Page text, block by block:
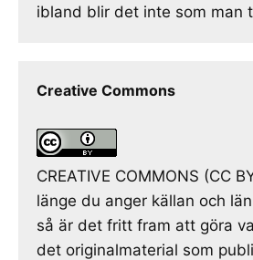
ibland blir det inte som man
Creative Commons
CREATIVE COMMONS (CC
länge du anger källan och
så är det fritt fram att göra
det originalmaterial som